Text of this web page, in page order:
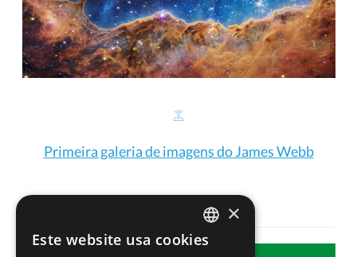
Primeira galeria de imagens do James Webb
PORTUGUESE
×
Este website usa cookies